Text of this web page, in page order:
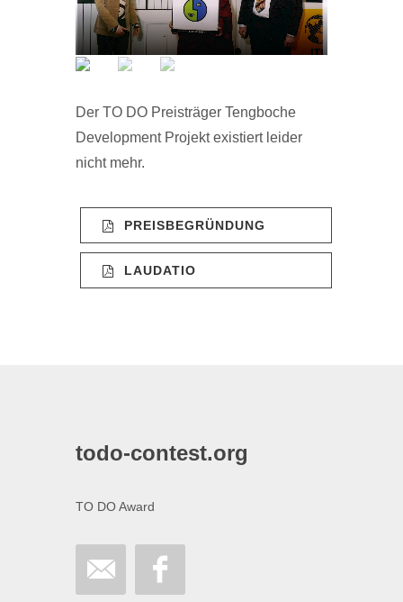
Der TO DO Preisträger Tengboche
Development Projekt existiert leider
nicht mehr.
PREISBEGRÜNDUNG
LAUDATIO
todo-contest.org
TO DO Award